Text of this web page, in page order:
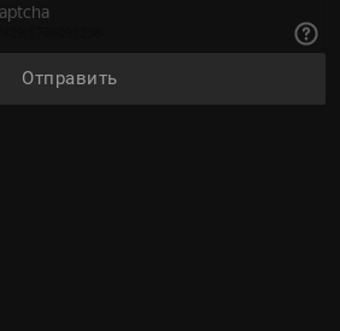
Отправить